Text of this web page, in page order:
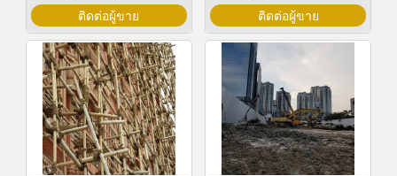
ติดต่อผู้ขาย ติดต่อผู้ขาย